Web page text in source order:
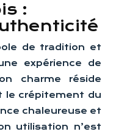
:
de tradition et
expérience de
charme réside
le crépitement du
chaleureuse et
utilisation n’est